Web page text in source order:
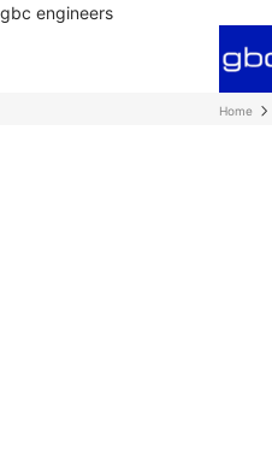
gbc engineers
Home